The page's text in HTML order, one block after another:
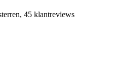
45 klantreviews